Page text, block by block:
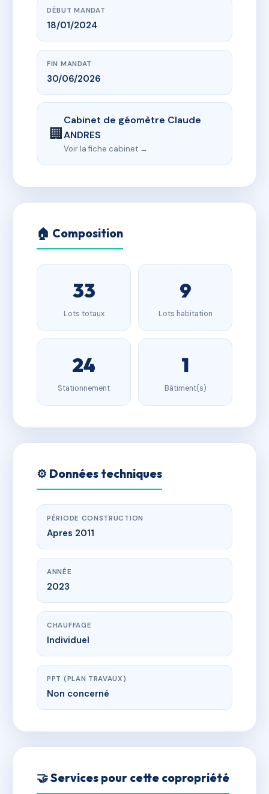
DÉBUT MANDAT
18/01/2024
FIN MANDAT
30/06/2026
🏢
Cabinet de géomètre Claude
ANDRES
Voir la fiche cabinet →
🏠 Composition
33
Lots totaux
9
Lots habitation
24
Stationnement
1
Bâtiment(s)
⚙️ Données techniques
PÉRIODE CONSTRUCTION
Apres 2011
ANNÉE
2023
CHAUFFAGE
Individuel
PPT (PLAN TRAVAUX)
Non concerné
🤝 Services pour cette copropriété